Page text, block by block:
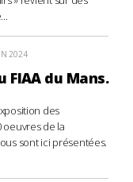
2024
FIAA du Mans.
des
oeuvres de la
sont ici présentées.